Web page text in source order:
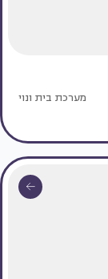
מערכת בית ונוי